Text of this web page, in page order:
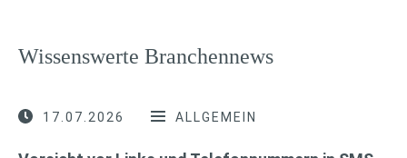
Wissenswerte Branchennews
17.07.2026 ALLGEMEIN